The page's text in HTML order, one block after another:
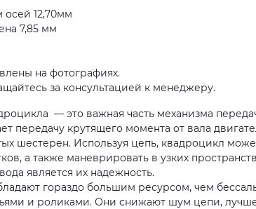
осей 12,70мм
7,85 мм
на фотографиях.
за консультацией к менеджеру.
— это важная часть механизма
передачу крутящего момента от вала
шестерен. Используя цепь, квадроцикл
а также маневрировать в узких
является их надежность.
гораздо большим ресурсом, чем
и роликами. Они снижают шум цепи,